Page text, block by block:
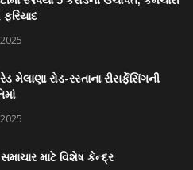
મેલાણા રોડ-રસ્તાના રીસર્ફેસિંગની
માટે વિશેષ કેન્દ્ર